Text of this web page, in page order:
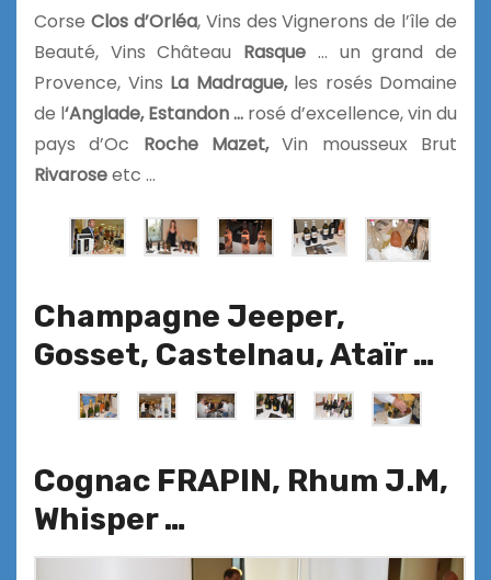
Corse Clos d’Orléa, Vins des Vignerons de l’île de
Beauté, Vins Château Rasque … un grand de
Provence, Vins La Madrague,les rosés Domaine
de l‘Anglade, Estandon … rosé d’excellence, vin du
pays d’Oc Roche Mazet,Vin mousseux Brut
Rivaroseetc …
Champagne Jeeper,
Gosset, Castelnau, Ataïr …
Cognac FRAPIN, Rhum J.M,
Whisper …